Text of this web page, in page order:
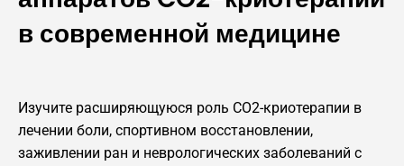
в современной медицине
Изучите расширяющуюся роль CO2-криотерапии в
лечении боли, спортивном восстановлении,
заживлении ран и неврологических заболеваний с